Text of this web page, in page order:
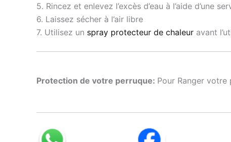
5. Rincez et enlevez l’excès d’eau à l’aide d’une
6. Laissez sécher à l’air libre
7. Utilisez un spray protecteur de chaleur avant
Protection de votre perruque: Pour Ranger